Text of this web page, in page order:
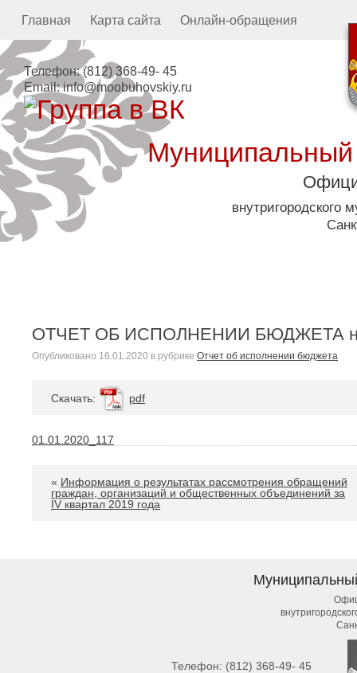
Главная Карта сайта Онлайн-обращения
Телефон:(812) 368-49- 45
Email:info@moobuhovskiy.ru
внутригородского
ОТЧЕТ ОБ ИСПОЛНЕНИИ БЮДЖЕТА на
Опубликовано 16.01.2020 в рубрике Отчет об исполнении бюджета
Cкачать: pdf
01.01.2020_117
« Информация о результатах рассмотрения обращений
граждан, организаций и общественных объединений за
IV квартал 2019 года
Телефон: (812) 368-49- 45